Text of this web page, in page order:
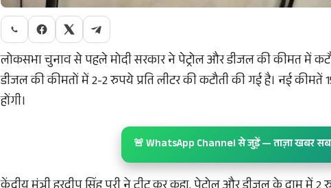
लोकसभा चुनाव से पहले मोदी सरकार ने पेट्रोल और डीजल की कीमत में
डीजल की कीमतों में 2-2 रुपये प्रति लीटर की कटौती की गई है। नई कीमतें
होंगी।
🚨 WhatsApp Channel से जुड़ें — ताज़ा खबर